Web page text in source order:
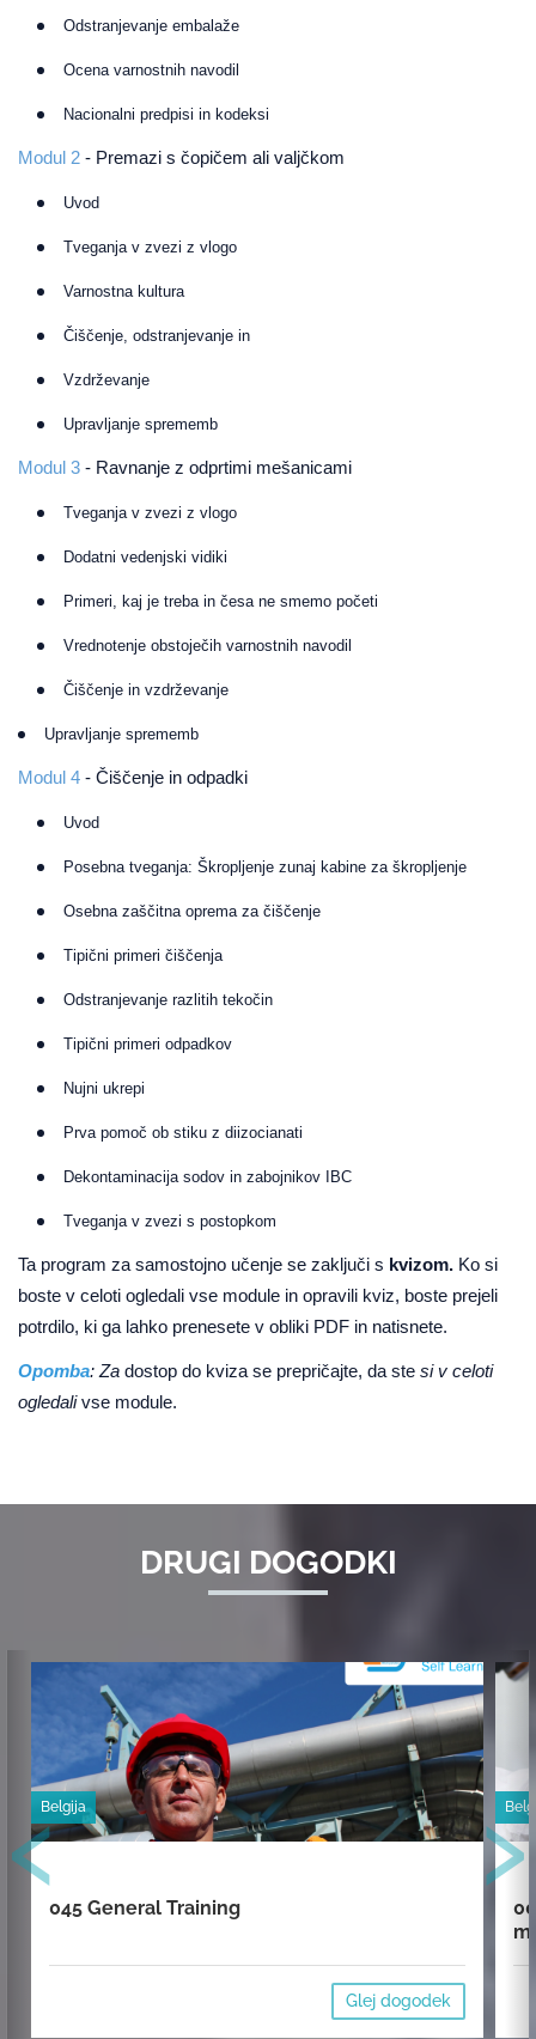
Odstranjevanje embalaže
Ocena varnostnih navodil
Nacionalni predpisi in kodeksi
Modul 2 - Premazi s čopičem ali valjčkom
Uvod
Tveganja v zvezi z vlogo
Varnostna kultura
Čiščenje, odstranjevanje in
Vzdrževanje
Upravljanje sprememb
Modul 3 - Ravnanje z odprtimi mešanicami
Tveganja v zvezi z vlogo
Dodatni vedenjski vidiki
Primeri, kaj je treba in česa ne smemo početi
Vrednotenje obstoječih varnostnih navodil
Čiščenje in vzdrževanje
Upravljanje sprememb
Modul 4 - Čiščenje in odpadki
Uvod
Posebna tveganja: Škropljenje zunaj kabine za škropljenje
Osebna zaščitna oprema za čiščenje
Tipični primeri čiščenja
Odstranjevanje razlitih tekočin
Tipični primeri odpadkov
Nujni ukrepi
Prva pomoč ob stiku z diizocianati
Dekontaminacija sodov in zabojnikov IBC
Tveganja v zvezi s postopkom
Ta program za samostojno učenje se zaključi s kvizom. Ko si
boste v celoti ogledali vse module in opravili kviz, boste prejeli
potrdilo, ki ga lahko prenesete v obliki PDF in natisnete.
Opomba: Za dostop do kviza se prepričajte, da ste si v celoti
ogledalivse module.
DRUGI DOGODKI
Belgija
045 General Training
Glej dogodek
‹ ›